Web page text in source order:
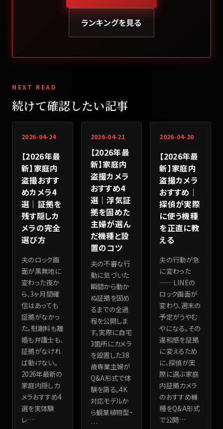
ランキングを見る
NEXT READ
続けて確認したい記事
2026-04-24
【2026年最
新】家庭内
盗撮おすす
めカメラ4
選｜証拠を
残す隠しカ
メラの完全
選び方
夫のロック画
面が黒無地に
変わった夜か
ら、3ヶ月間確
信はあっても
証拠がなかっ
た。慰謝料も離
婚も弁護士も、
証拠がなけれ
ば動けない。
2026年最新の
家庭内隠しカ
メラおすすめ4
選を実体験
レ…
2026-04-21
【2026年最
新】家庭内
盗撮カメラ
おすすめ4
選｜浮気証
拠を固めた
主婦が選ん
だ機種と設
置のコツ
夫の不審な行
動に気づいた
瞬間から動か
ぬ証拠を固め
るまでの全過
程を公開しま
す。実際に自宅
3箇所にカメラ
を設置した38
歳専業主婦が
Q&A形式で体
験を語る。4K
対応モデルか
ら観葉植物型・
…
2026-04-20
【2026年最
新】家庭内
盗撮カメラ
おすすめ｜
探偵が実際
に使う機種
を正直に教
える
夫の行動が急
に変わった
——LINEの
ロック画面が
変わり、週末の
予定がうやむ
やになる。その
違和感を証拠
に変えるため
に、探偵が実
際に選ぶ家庭
内証拠カメラ
のおすすめ機
種をQ&A形式
で公開…